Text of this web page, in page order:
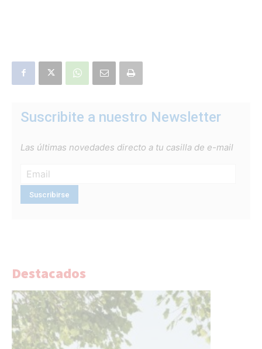
Suscribite a nuestro Newsletter
Las últimas novedades directo a tu casilla de e-mail
Destacados